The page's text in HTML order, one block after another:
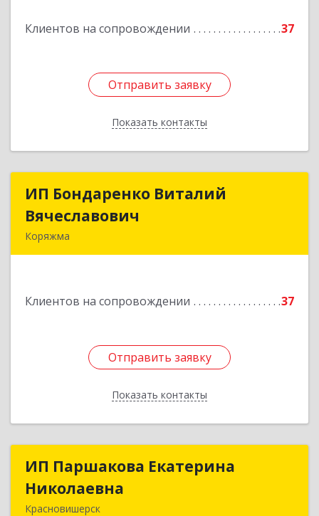
Клиентов на сопровождении 37
Отправить заявку
Показать контакты
Отправить заявку
Назад
ИП Бондаренко Виталий
Вячеславович
Коряжма
Клиентов на сопровождении 37
Отправить заявку
Показать контакты
ИП Бондаренко Виталий
Подробнее
Отправить заявку
Назад
ИП Паршакова Екатерина
Николаевна
Красновишерск
ИП Паршакова Екатерина